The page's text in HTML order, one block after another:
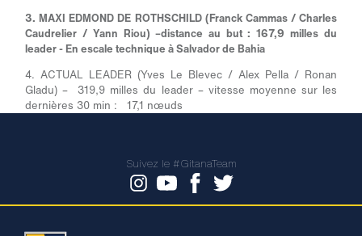
3. MAXI EDMOND DE ROTHSCHILD (Franck Cammas / Charles
Caudrelier / Yann Riou) –distance au but : 167,9 milles du
leader - En escale technique à Salvador de Bahia
4. ACTUAL LEADER (Yves Le Blevec / Alex Pella / Ronan
Gladu) – 319,9 milles du leader – vitesse moyenne sur les
dernières 30 min : 17,1 nœuds
Suivez le #GitanaTeam